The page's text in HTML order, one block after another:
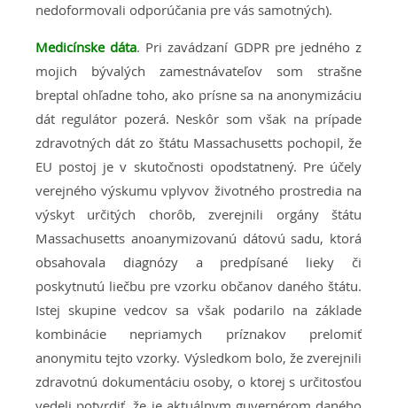
nedoformovali odporúčania pre vás samotných).
Medicínske dáta. Pri zavádzaní GDPR pre jedného z
mojich bývalých zamestnávateľov som strašne
breptal ohľadne toho, ako prísne sa na anonymizáciu
dát regulátor pozerá. Neskôr som však na prípade
zdravotných dát zo štátu Massachusetts pochopil, že
EU postoj je v skutočnosti opodstatnený. Pre účely
verejného výskumu vplyvov životného prostredia na
výskyt určitých chorôb, zverejnili orgány štátu
Massachusetts anoanymizovanú dátovú sadu, ktorá
obsahovala diagnózy a predpísané lieky či
poskytnutú liečbu pre vzorku občanov daného štátu.
Istej skupine vedcov sa však podarilo na základe
kombinácie nepriamych príznakov prelomiť
anonymitu tejto vzorky. Výsledkom bolo, že zverejnili
zdravotnú dokumentáciu osoby, o ktorej s určitosťou